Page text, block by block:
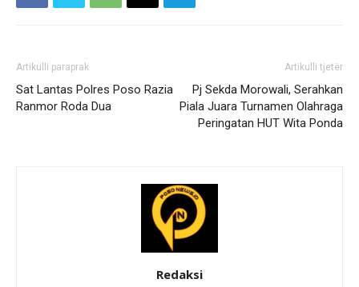
Artikulli paraprak
Sat Lantas Polres Poso Razia
Ranmor Roda Dua
Artikulli tjetër
Pj Sekda Morowali, Serahkan
Piala Juara Turnamen Olahraga
Peringatan HUT Wita Ponda
Redaksi